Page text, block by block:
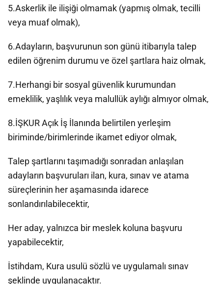
5.Askerlik ile ilişiği olmamak (yapmış olmak, tecilli
veya muaf olmak),
6.Adayların, başvurunun son günü itibarıyla talep
edilen öğrenim durumu ve özel şartlara haiz olmak,
7.Herhangi bir sosyal güvenlik kurumundan
emeklilik, yaşlılık veya malullük aylığı almıyor olmak,
8.İŞKUR Açık İş İlanında belirtilen yerleşim
biriminde/birimlerinde ikamet ediyor olmak,
Talep şartlarını taşımadığı sonradan anlaşılan
adayların başvuruları ilan, kura, sınav ve atama
süreçlerinin her aşamasında idarece
sonlandırılabilecektir,
Her aday, yalnızca bir meslek koluna başvuru
yapabilecektir,
İstihdam, Kura usulü sözlü ve uygulamalı sınav
şeklinde uygulanacaktır.